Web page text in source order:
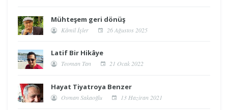
Mühteşem geri dönüş
Kâmil İşler 26 Ağustos 2025
Latif Bir Hikâye
Teoman Tan 21 Ocak 2022
Hayat Tiyatroya Benzer
Osman Sakaoğlu 13 Haziran 2021